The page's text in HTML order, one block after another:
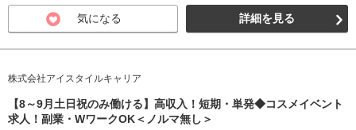
気になる 詳細を見る
株式会社アイスタイルキャリア
【8～9月土日祝のみ働ける】高収入！短期・単発◆コスメイベント
求人！副業・WワークOK＜ノルマ無し＞